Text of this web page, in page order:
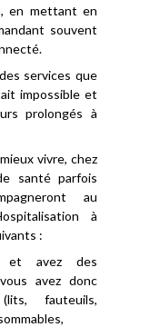
en mettant en
souvent
services que
impossible et
prolongés à
vivre, chez
santé parfois
au
à
:
et avez des
avez donc
fauteuils,